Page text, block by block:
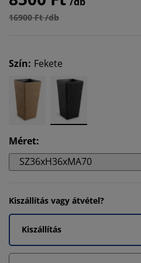
16900 Ft /db
Szín: Fekete
Méret:
SZ36xH36xMA70
Kiszállítás vagy átvétel?
Kiszállítás